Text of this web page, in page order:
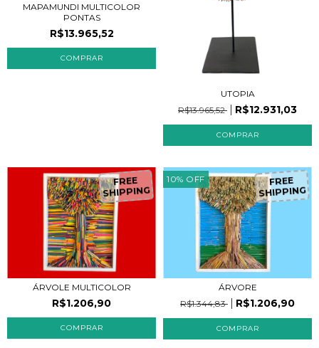
MAPAMUNDI MULTICOLOR
PONTAS
R$13.965,52
UTOPIA
R$13.965,52
R$12.931,03
F
R
E
E
S
H
IP
P
IN
G
ÁRVOLE MULTICOLOR
R$1.206,90
10% OFF F
R
E
E
S
H
IP
P
IN
G
ÁRVORE
R$1.344,83
R$1.206,90